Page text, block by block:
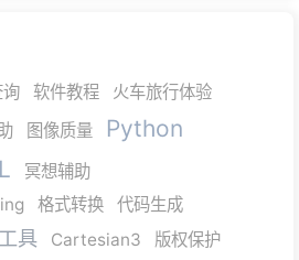
软件教程 火车旅行体验
图像质量 Python
冥想辅助
格式转换
代码生成
具 Cartesian3
版权保护